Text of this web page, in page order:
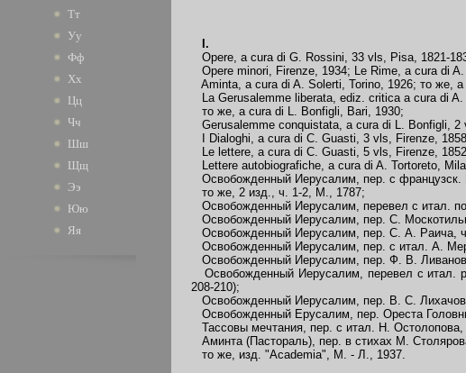
Тт
Уу
Фф
Хх
Цц
Чч
Шш
Щщ
Ээ
Юю
Яя
I.
Opere, a cura di G. Rossini, 33 vls, Pisa, 1821-
Opere minori, Firenze, 1934; Le Rime, a cura di
Aminta, a cura di A. Solerti, Torino, 1926; то же,
La Gerusalemme liberata, ediz. critica a cura di
то же, a cura di L. Bonfigli, Bari, 1930;
Gerusalemme conquistata, a cura di L. Bonfigli, 2
I Dialoghi, a cura di C. Guasti, 3 vls, Firenze,
Le lettere, a cura di C. Guasti, 5 vls, Firenze,
Lettere autobiografiche, a cura di A. Tortoreto,
Освобожденный Иерусалим, пер. с
то же, 2 изд., ч. 1-2, М., 1787;
Освобожденный Иерусалим, перевел с итал.
Освобожденный Иерусалим, пер. С.
Освобожденный Иерусалим, пер. С. А. Раича,
Освобожденный Иерусалим, пер. с итал. А.
Освобожденный Иерусалим, пер. Ф. В.
Освобожденный Иерусалим, перевел с итал.
208-210);
Освобожденный Иерусалим, пер. В. С.
Освобожденный Ерусалим, пер. Ореста
Тассовы мечтания, пер. с итал. Н.
Аминта (Пастораль), пер. в стихах М.
то же, изд. "Academia", М. - Л., 1937.